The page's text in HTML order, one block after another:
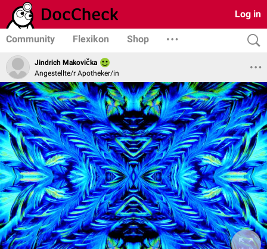
Log in
Community Flexikon Shop
Jindrich Makovička
Angestellte/r Apotheker/in